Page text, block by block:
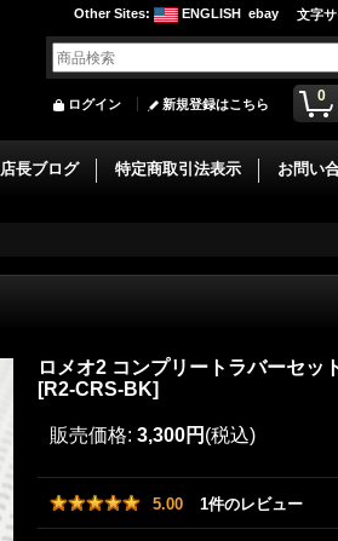
文字
Other Sites: ENGLISH ebay
0
ログイン 新規登録はこちら
店長ブログ 特定商取引法表示 お問い
ロメオ2 コンプリートラバーセッ
[R2-CRS-BK]
販売価格: 3,300円 (税込)
5.00 1件のレビュー